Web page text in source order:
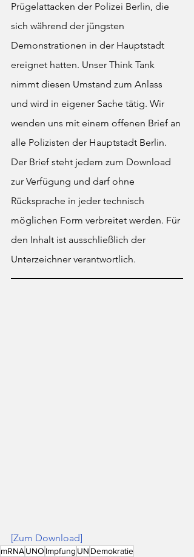
Prügelattacken der Polizei Berlin, die
sich während der jüngsten
Demonstrationen in der Hauptstadt
ereignet hatten. Unser Think Tank
nimmt diesen Umstand zum Anlass
und wird in eigener Sache tätig. Wir
wenden uns mit einem offenen Brief an
alle Polizisten der Hauptstadt Berlin.
Der Brief steht jedem zum Download
zur Verfügung und darf ohne
Rücksprache in jeder technisch
möglichen Form verbreitet werden. Für
den Inhalt ist ausschließlich der
Unterzeichner verantwortlich.
[Zum Download]
mRNAUNO Impfung UN Demokratie